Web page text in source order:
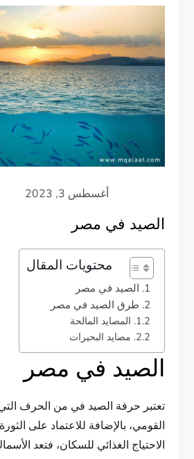
الصيد في مصر
محتويات المقال
الصيد في مصر
طرق الصيد في مصر
المصايد المالحة
مصايد البحيرات
الصيد في مصر
تعتبر حرفة الصيد في من الحرف التي
القومي، بالإضافة للاعتماد على
الاحتياج الغذائي للسكان، فتعد